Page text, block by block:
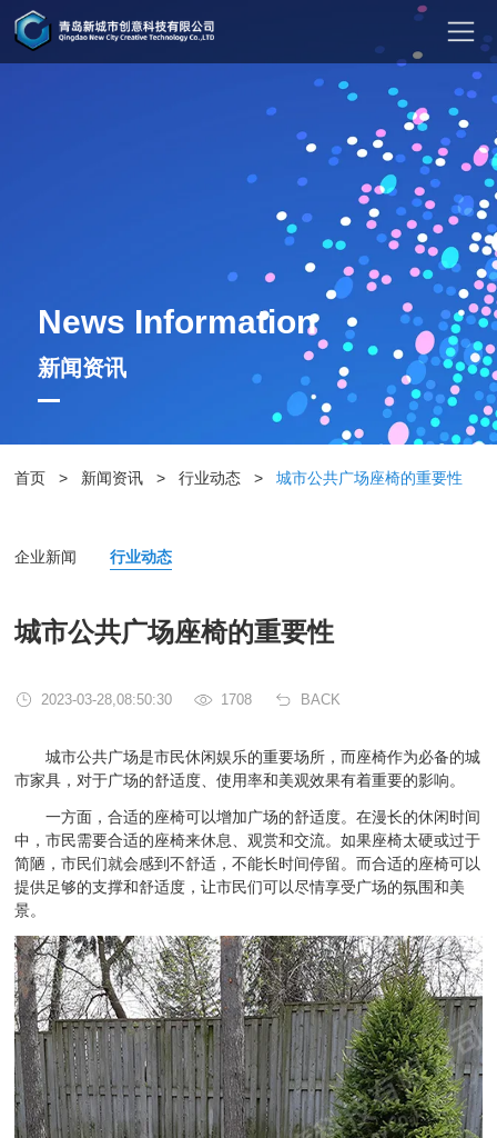
News Information
新闻资讯
首页 > 新闻资讯 > 行业动态 > 城市公共广场座椅的重要性
企业新闻 行业动态
城市公共广场座椅的重要性
2023-03-28,08:50:30 1708 BACK
城市公共广场是市民休闲娱乐的重要场所，而座椅作为必备的城
市家具，对于广场的舒适度、使用率和美观效果有着重要的影响。
一方面，合适的座椅可以增加广场的舒适度。在漫长的休闲时间
中，市民需要合适的座椅来休息、观赏和交流。如果座椅太硬或过于
简陋，市民们就会感到不舒适，不能长时间停留。而合适的座椅可以
提供足够的支撑和舒适度，让市民们可以尽情享受广场的氛围和美
景。